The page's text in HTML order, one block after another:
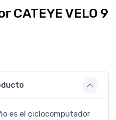
CATEYE VELO 9
es el ciclocomputador